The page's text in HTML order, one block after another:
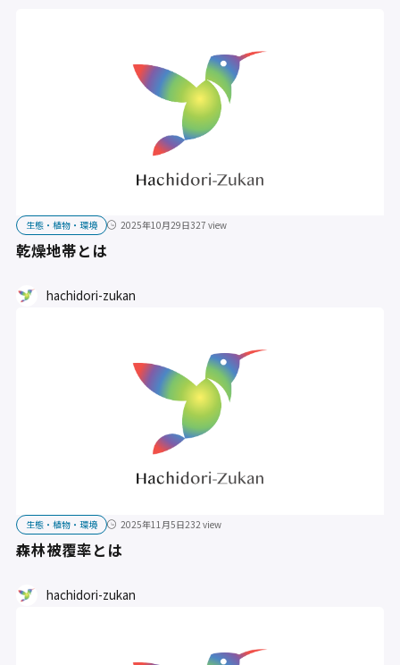
生態・植物・環境 2025年10月29日327 view
乾燥地帯とは
hachidori-zukan
生態・植物・環境 2025年11月5日232 view
森林被覆率とは
hachidori-zukan